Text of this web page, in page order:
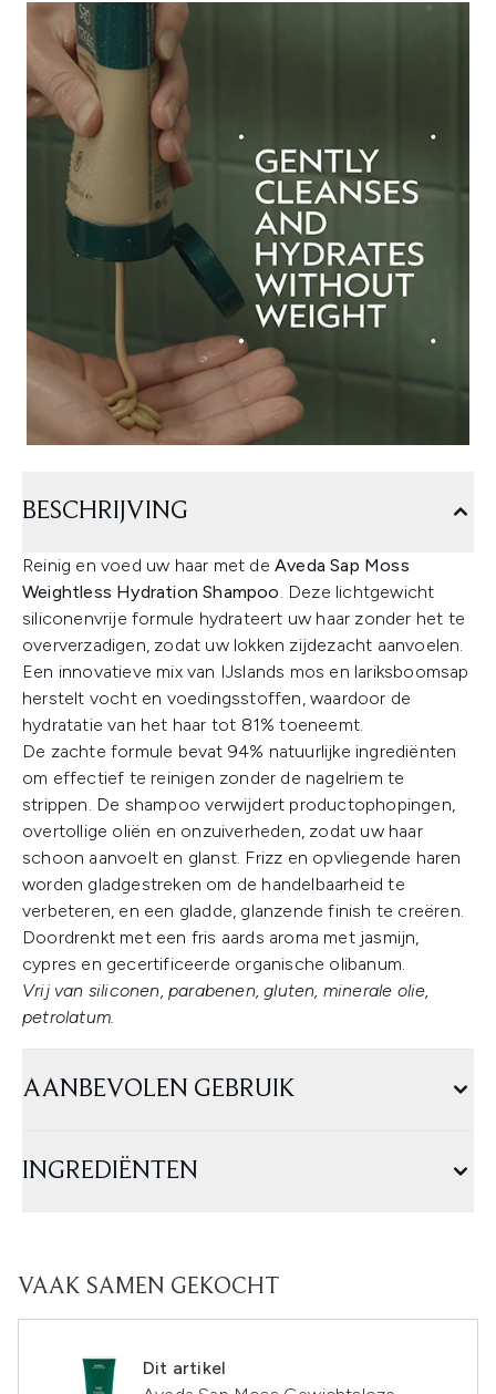
BESCHRIJVING
Reinig en voed uw haar met de Aveda Sap Moss
Weightless Hydration Shampoo. Deze lichtgewicht
siliconenvrije formule hydrateert uw haar zonder het te
oververzadigen, zodat uw lokken zijdezacht aanvoelen.
Een innovatieve mix van IJslands mos en lariksboomsap
herstelt vocht en voedingsstoffen, waardoor de
hydratatie van het haar tot 81% toeneemt.
De zachte formule bevat 94% natuurlijke ingrediënten
om effectief te reinigen zonder de nagelriem te
strippen. De shampoo verwijdert productophopingen,
overtollige oliën en onzuiverheden, zodat uw haar
schoon aanvoelt en glanst. Frizz en opvliegende haren
worden gladgestreken om de handelbaarheid te
verbeteren, en een gladde, glanzende finish te creëren.
Doordrenkt met een fris aards aroma met jasmijn,
cypres en gecertificeerde organische olibanum.
Vrij van siliconen, parabenen, gluten, minerale olie,
petrolatum.
AANBEVOLEN GEBRUIK
INGREDIËNTEN
VAAK SAMEN GEKOCHT
Dit artikel